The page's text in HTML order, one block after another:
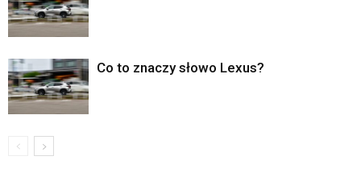
Co to znaczy słowo Lexus?